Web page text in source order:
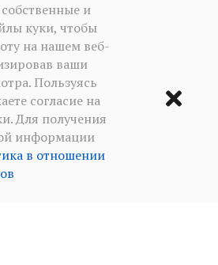
и
куки, чтобы
на нашем веб-
ваши
Пользуясь
согласие на
Для получения
информации
в отношении